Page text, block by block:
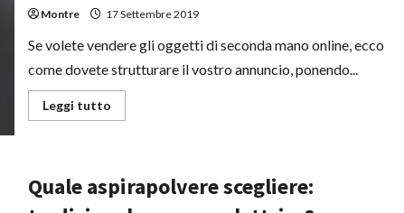
Montre 17 Settembre 2019
Se volete vendere gli oggetti di seconda mano online, ecco
come dovete strutturare il vostro annuncio, ponendo...
Leggi tuttoLeggi
di
online:
i
consigli
Quale aspirapolvere scegliere: